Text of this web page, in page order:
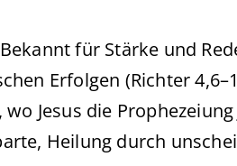
Bekannt für Stärke und
Erfolgen (Richter
wo Jesus die
Heilung durch